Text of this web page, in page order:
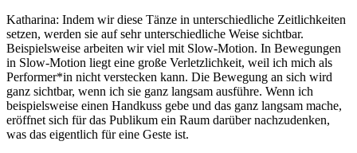
Katharina: Indem wir diese Tänze in unterschiedliche Zeitlichkeiten
setzen, werden sie auf sehr unterschiedliche Weise sichtbar.
Beispielsweise arbeiten wir viel mit Slow-Motion. In Bewegungen
in Slow-Motion liegt eine große Verletzlichkeit, weil ich mich als
Performer*in nicht verstecken kann. Die Bewegung an sich wird
ganz sichtbar, wenn ich sie ganz langsam ausführe. Wenn ich
beispielsweise einen Handkuss gebe und das ganz langsam mache,
eröffnet sich für das Publikum ein Raum darüber nachzudenken,
was das eigentlich für eine Geste ist.